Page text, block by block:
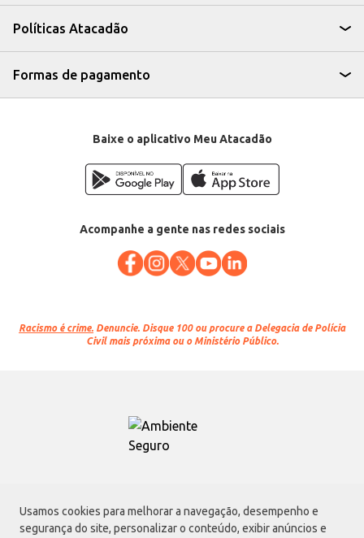
Usamos cookies para melhorar a navegação, desempenho e
segurança do site, personalizar o conteúdo, exibir anúncios e
Políticas Atacadão
Formas de pagamento
Baixe o aplicativo Meu Atacadão
Acompanhe a gente nas redes sociais
Racismo é crime. Denuncie. Disque 100 ou procure a Delegacia de Polícia
Civil mais próxima ou o Ministério Público.
Atacadão S.A.
Avenida Morvan Dias de Figueiredo, 6169, Vila Maria, São Paulo - SP | CEP
02170-901 | CNPJ: 75.315.333/0001-09